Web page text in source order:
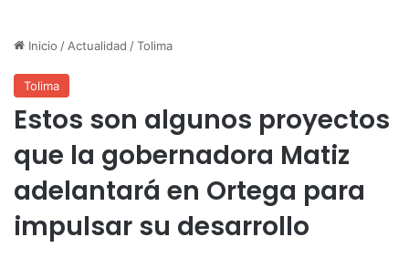
Inicio / Actualidad /Tolima
Tolima
Estos son algunos proyectos
que la gobernadora Matiz
adelantará en Ortega para
impulsar su desarrollo